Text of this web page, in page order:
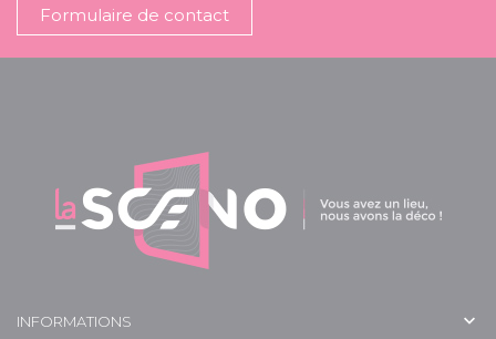
Formulaire de contact
INFORMATIONS 